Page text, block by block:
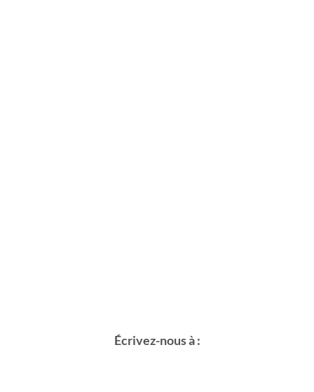
Écrivez-nous à :